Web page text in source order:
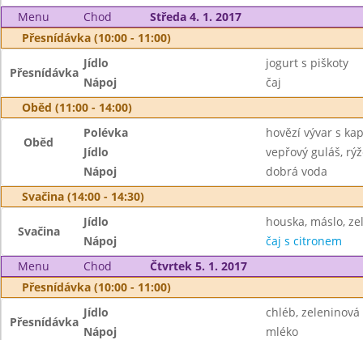
Menu
Chod
Středa 4. 1. 2017
Přesnídávka (10:00 - 11:00)
Přesnídávka
Jídlo
jogurt s piškoty
Nápoj
čaj
Oběd (11:00 - 14:00)
Oběd
Polévka
hovězí vývar s
Jídlo
vepřový guláš,
Nápoj
dobrá voda
Svačina (14:00 - 14:30)
Svačina
Jídlo
houska, máslo,
Nápoj
čaj s citronem
Menu
Chod
Čtvrtek 5. 1. 2017
Přesnídávka (10:00 - 11:00)
Přesnídávka
Jídlo
chléb, zeleninová
Nápoj
mléko